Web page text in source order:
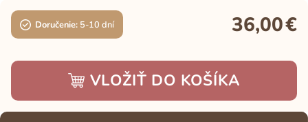
Doručenie: 5-10 dní 36,00€
VLOŽIŤ DO KOŠÍKA